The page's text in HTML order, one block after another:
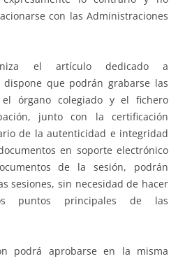
con las Administraciones
el artículo dedicado a
que podrán grabarse las
órgano colegiado y el fichero
junto con la certificación
de la autenticidad e integridad
en soporte electrónico
de la sesión, podrán
sesiones, sin necesidad de hacer
puntos principales de las
podrá aprobarse en la misma